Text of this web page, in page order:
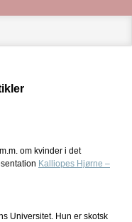
om kvinder i det
Kalliopes Hjørne –
Universitet. Hun er skotsk